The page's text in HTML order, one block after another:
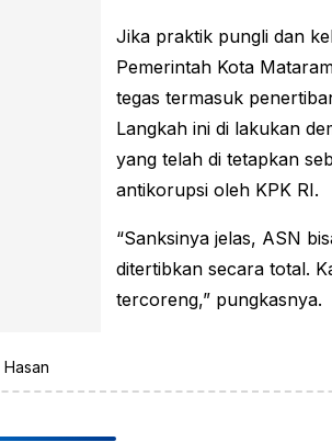
Jika praktik pungli dan
Pemerintah Kota
tegas termasuk
Langkah ini di lakukan
yang telah di tetapkan
antikorupsi oleh KPK RI.
“Sanksinya jelas, ASN
ditertibkan secara total.
tercoreng,” pungkasnya.
Hasan